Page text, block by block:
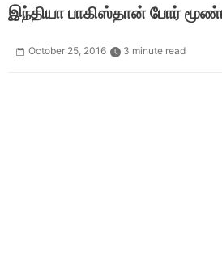
இந்தியா பாகிஸ்தான் போர்
October 25, 2016 3 minute read